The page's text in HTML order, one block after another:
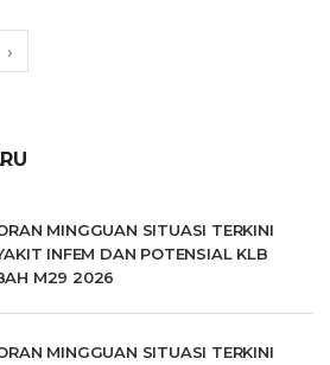
›
MINGGUAN SITUASI TERKINI
INFEM DAN POTENSIAL KLB
M29 2026
MINGGUAN SITUASI TERKINI